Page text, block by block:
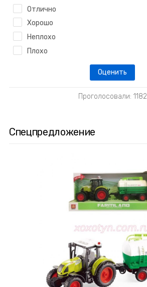
Отлично
Хорошо
Неплохо
Плохо
Проголосовали: 1182
Спецпредложение